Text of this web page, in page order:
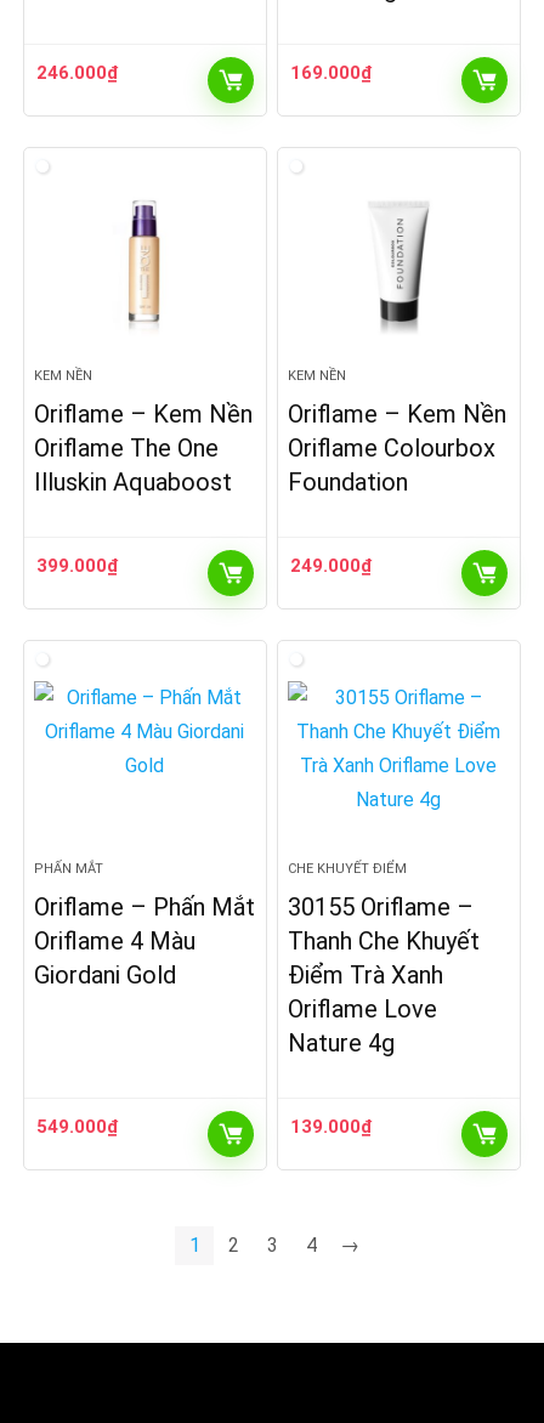
246.000₫ 169.000₫
KEM NỀN
Oriflame – Kem Nền
Oriflame The One
Illuskin Aquaboost
399.000₫
KEM NỀN
Oriflame – Kem Nền
Oriflame Colourbox
Foundation
249.000₫
PHẤN MẮT
Oriflame – Phấn Mắt
Oriflame 4 Màu
Giordani Gold
549.000₫
CHE KHUYẾT ĐIỂM
30155 Oriflame –
Thanh Che Khuyết
Điểm Trà Xanh
Oriflame Love
Nature 4g
139.000₫
1 2 3 4 →